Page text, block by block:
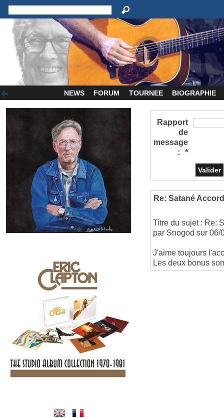
NEWS FORUM TOURNEE BIOGRAPHIE
Rapport
de
message
:
*
Re: Satané
Titre du sujet : Re:
par Snogod sur 06/
J'aime toujours
Les deux bonus